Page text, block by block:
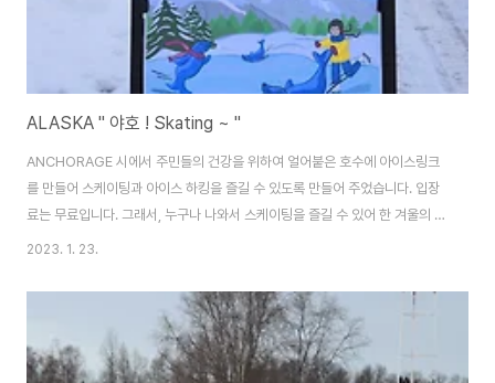
ALASKA " 야호 ! Skating ~ "
ANCHORAGE 시에서 주민들의 건강을 위하여 얼어붙은 호수에 아이스링크
를 만들어 스케이팅과 아이스 하킹을 즐길 수 있도록 만들어 주었습니다. 입장
료는 무료입니다. 그래서, 누구나 나와서 스케이팅을 즐길 수 있어 한 겨울의 건
강을 유지할 수 있도록 배려를 했습니다. 앵커리지 다운타운에 있는 호수의 설
이트를 배우는 모습도 마냥 정겹기만 합니다. 그럼, 우리도 스케이트를 즐기려
가볼까요~ 고~고~ 씽 미국의 모든 행사장에는 기업들이 후원을 해 주는 게 일
상사입니다. 거의 국룰로 되어 있습니다. 한국은 어느 축구단체에 후원 했다가
문제가 되던데 미국은 당연한겁니다. 하필 간이 화장실 옆에서 핫도그 장사가
2023. 1. 23.